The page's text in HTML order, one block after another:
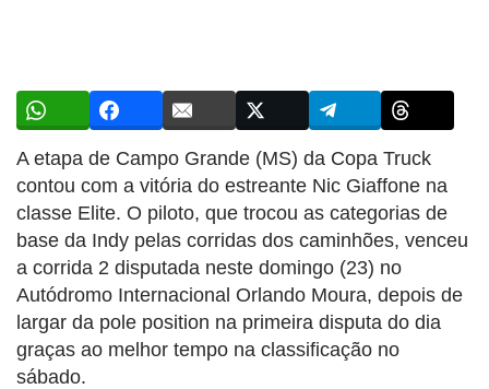
A etapa de Campo Grande (MS) da Copa Truck
contou com a vitória do estreante Nic Giaffone na
classe Elite. O piloto, que trocou as categorias de
base da Indy pelas corridas dos caminhões, venceu
a corrida 2 disputada neste domingo (23) no
Autódromo Internacional Orlando Moura, depois de
largar da pole position na primeira disputa do dia
graças ao melhor tempo na classificação no
sábado.